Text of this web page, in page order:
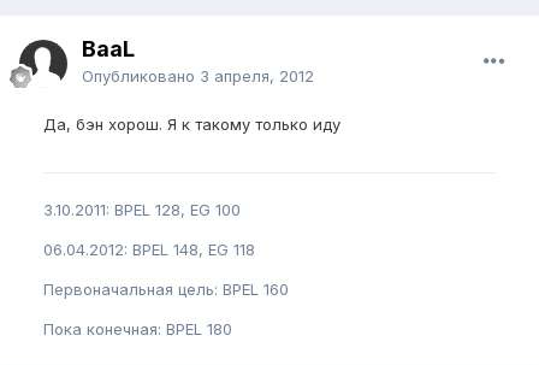
BaaL
Опубликовано 3 апреля, 2012
Да, бэн хорош. Я к такому только иду
3.10.2011: BPEL 128, EG 100
06.04.2012: BPEL 148, EG 118
Первоначальная цель: BPEL 160
Пока конечная: BPEL 180